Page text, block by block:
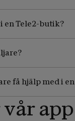
en Tele2-butik?
få hjälp med i
app